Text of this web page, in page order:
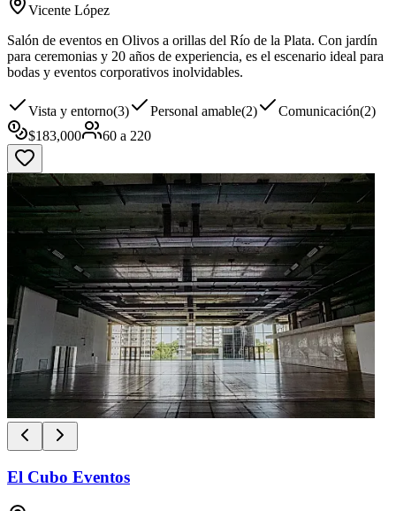
Vicente López
Salón de eventos en Olivos a orillas del Río de la Plata. Con jardín
para ceremonias y 20 años de experiencia, es el escenario ideal para
bodas y eventos corporativos inolvidables.
Vista y entorno(3) Personal amable(2) Comunicación(2)
$183,000 60 a 220
El Cubo Eventos